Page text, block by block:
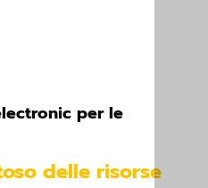
per le
delle risorse